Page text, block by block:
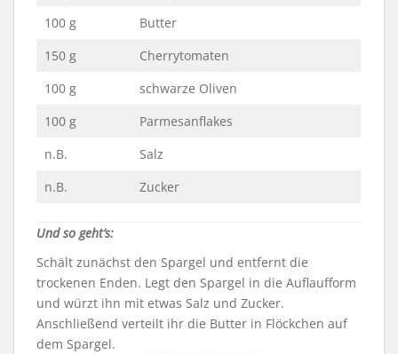
100 g
Butter
150 g
Cherrytomaten
100 g
schwarze Oliven
100 g
Parmesanflakes
n.B.
Salz
n.B.
Zucker
Und so geht’s:
Schält zunächst den Spargel und entfernt die
trockenen Enden. Legt den Spargel in die Auflaufform
und würzt ihn mit etwas Salz und Zucker.
Anschließend verteilt ihr die Butter in Flöckchen auf
dem Spargel.